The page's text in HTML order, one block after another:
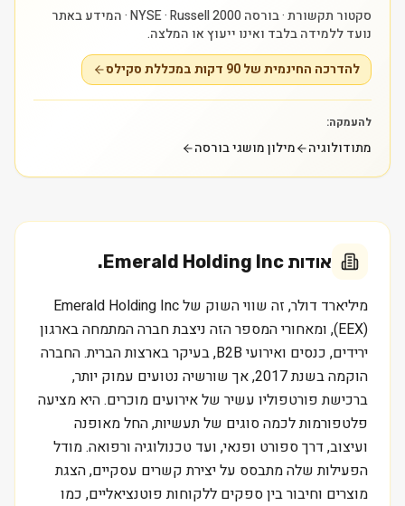
סקטור תקשורת · בורסה NYSE · Russell 2000 · המידע באתר
נועד ללמידה בלבד ואינו ייעוץ או המלצה.
להדרכה החינמית של 90 דקות במכללת סקילס
להעמקה:
מתודולוגיה מילון מושגי בורסה
אודות Emerald Holding Inc.
מיליארד דולר, זה שווי השוק של Emerald Holding Inc
(EEX), ומאחורי המספר הזה ניצבת חברה המתמחה בארגון
ירידים, כנסים ואירועי B2B, בעיקר בארצות הברית. החברה
הוקמה בשנת 2017, אך שורשיה נטועים עמוק יותר,
ברכישת פורטפוליו עשיר של אירועים מוכרים. היא מציעה
פלטפורמות לכמה סוגים של תעשיות, החל מאופנה
ועיצוב, דרך ספורט ופנאי, ועד טכנולוגיה ורפואה. מודל
הפעילות שלה מתבסס על יצירת קשרים עסקיים, הצגת
מוצרים וחיבור בין ספקים ללקוחות פוטנציאליים, כמו